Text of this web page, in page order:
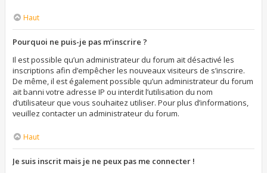
Haut
Pourquoi ne puis-je pas m’inscrire ?
Il est possible qu’un administrateur du forum ait désactivé les
inscriptions afin d’empêcher les nouveaux visiteurs de s’inscrire.
De même, il est également possible qu’un administrateur du forum
ait banni votre adresse IP ou interdit l’utilisation du nom
d’utilisateur que vous souhaitez utiliser. Pour plus d’informations,
veuillez contacter un administrateur du forum.
Haut
Je suis inscrit mais je ne peux pas me connecter !